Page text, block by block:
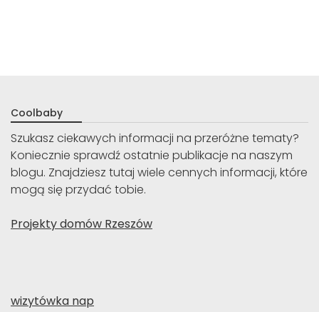
Coolbaby
Szukasz ciekawych informacji na przeróżne tematy?
Koniecznie sprawdź ostatnie publikacje na naszym
blogu. Znajdziesz tutaj wiele cennych informacji, które
mogą się przydać tobie.
Projekty domów Rzeszów
wizytówka nap